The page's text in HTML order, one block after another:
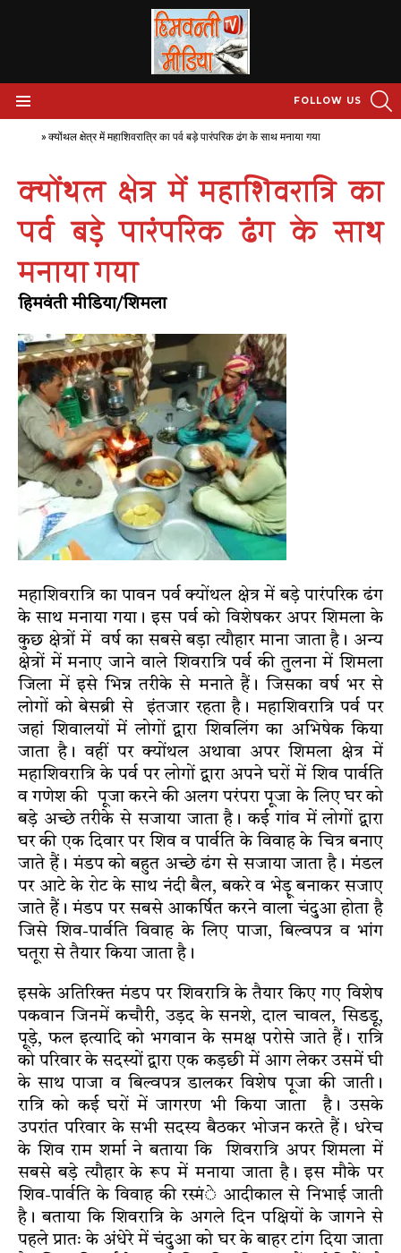
FOLLOW US
» क्योंथल क्षेत्र में महाशिवरात्रि का पर्व बड़े पारंपरिक ढंग के साथ मनाया गया
क्योंथल क्षेत्र में महाशिवरात्रि का
पर्व बड़े पारंपरिक ढंग के साथ
मनाया गया
हिमवंती मीडिया/शिमला
महाशिवरात्रि का पावन पर्व क्योंथल क्षेत्र में बड़े पारंपरिक ढंग
के साथ मनाया गया। इस पर्व को विशेषकर अपर शिमला के
कुछ क्षेत्रों में वर्ष का सबसे बड़ा त्यौहार माना जाता है। अन्य
क्षेत्रों में मनाए जाने वाले शिवरात्रि पर्व की तुलना में शिमला
जिला में इसे भिन्न तरीके से मनाते हैं। जिसका वर्ष भर से
लोगों को बेसब्री से इंतजार रहता है। महाशिवरात्रि पर्व पर
जहां शिवालयों में लोगों द्वारा शिवलिंग का अभिषेक किया
जाता है। वहीं पर क्योंथल अथावा अपर शिमला क्षेत्र में
महाशिवरात्रि के पर्व पर लोगों द्वारा अपने घरों में शिव पार्वति
व गणेश की पूजा करने की अलग परंपरा पूजा के लिए घर को
बड़े अच्छे तरीके से सजाया जाता है। कई गांव में लोगों द्वारा
घर की एक दिवार पर शिव व पार्वति के विवाह के चित्र बनाए
जाते हैं। मंडप को बहुत अच्छे ढंग से सजाया जाता है। मंडल
पर आटे के रोट के साथ नंदी बैल, बकरे व भेड़ू बनाकर सजाए
जाते हैं। मंडप पर सबसे आकर्षित करने वाला चंदुआ होता है
जिसे शिव-पार्वति विवाह के लिए पाजा, बिल्वपत्र व भांग
घतूरा से तैयार किया जाता है।
इसके अतिरिक्त मंडप पर शिवरात्रि के तैयार किए गए विशेष
पकवान जिनमें कचौरी, उड़द के सनशे, दाल चावल, सिडडू,
पूड़े, फल इत्यादि को भगवान के समक्ष परोसे जाते हैं। रात्रि
को परिवार के सदस्यों द्वारा एक कड़छी में आग लेकर उसमें घी
के साथ पाजा व बिल्वपत्र डालकर विशेष पूजा की जाती।
रात्रि को कई घरों में जागरण भी किया जाता है। उसके
उपरांत परिवार के सभी सदस्य बैठकर भोजन करते हैं। धरेच
के शिव राम शर्मा ने बताया कि शिवरात्रि अपर शिमला में
सबसे बड़े त्यौहार के रूप में मनाया जाता है। इस मौके पर
शिव-पार्वति के विवाह की रस्मंे आदीकाल से निभाई जाती
है। बताया कि शिवरात्रि के अगले दिन पक्षियों के जागने से
पहले प्रातः के अंधेरे में चंदुआ को घर के बाहर टांग दिया जाता